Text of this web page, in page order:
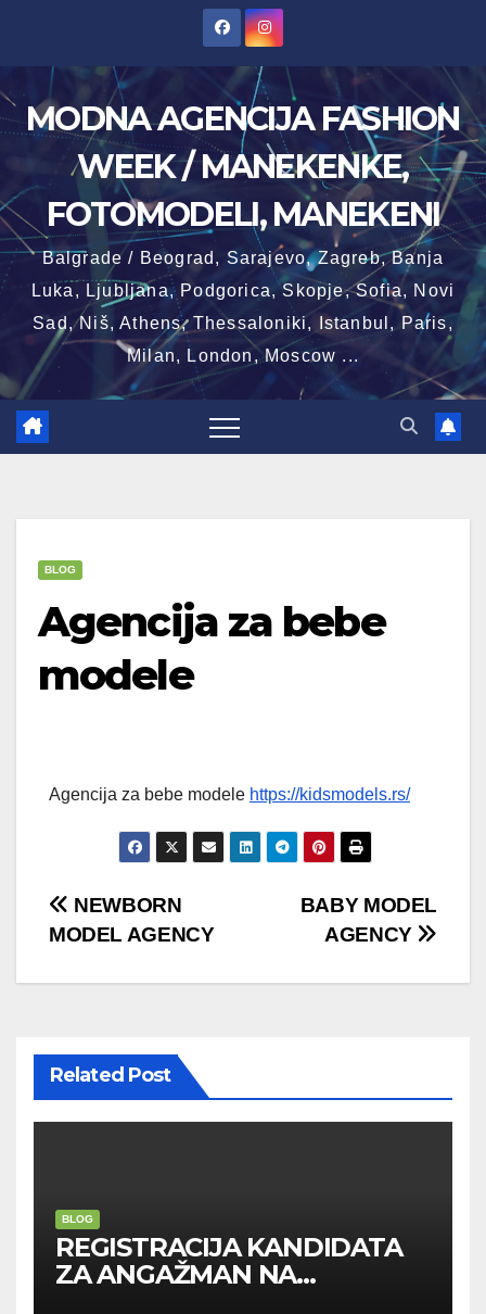
content
MODNA AGENCIJA FASHION
WEEK / MANEKENKE,
FOTOMODELI, MANEKENI
Balgrade / Beograd, Sarajevo, Zagreb, Banja
Luka, Ljubljana, Podgorica, Skopje, Sofia, Novi
Sad, Niš, Athens, Thessaloniki, Istanbul, Paris,
Milan, London, Moscow ...
BLOG
Agencija za bebe
modele
Agencija za bebe modele https://kidsmodels.rs/
Post
BABY MODEL
AGENCY
NEWBORN
MODEL AGENCY
Related Post
BLOG
REGISTRACIJA KANDIDATA
ZA ANGAŽMAN NA